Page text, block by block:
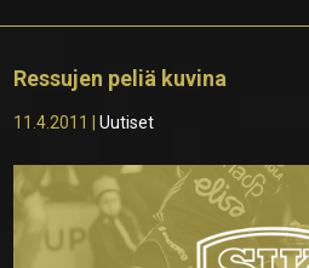
Ressujen peliä kuvina
11.4.2011 |Uutiset